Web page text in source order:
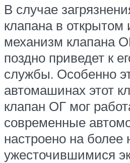
В случае
клапана в
механизм клапана
поздно приведет к
службы. Особенно
автомашинах этот
клапан ОГ мог
современные
настроено на
ужесточившимися